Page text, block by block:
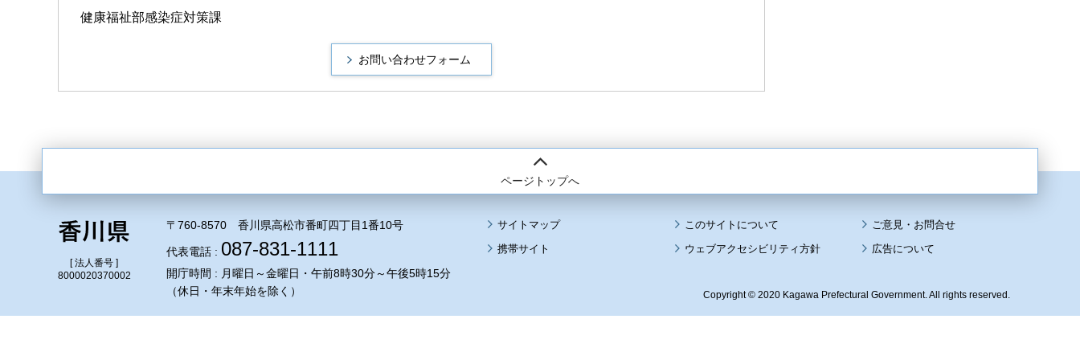
健康福祉部感染症対策課
ページトップへ
[ 法人番号 ]
8000020370002
〒760-8570 香川県高松市番町四丁目1番10号
代表電話 : 087-831-1111
開庁時間 : 月曜日～金曜日・午前8時30分～午後5時15分
（休日・年末年始を除く）
サイトマップ
このサイトについて
携帯サイト
ウェブアクセシビリティ方針 広告について
Copyright © 2020 Kagawa Prefectural Government. All rights reserved.